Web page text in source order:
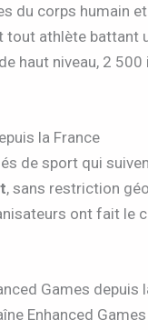
du corps humain
tout athlète battant
haut niveau, 2
la France
de sport qui
, sans restriction
ont fait le
Games depuis
Enhanced Games